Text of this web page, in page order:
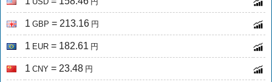
1 GBP = 213.16 円
1 EUR = 182.61 円
1 CNY = 23.48 円